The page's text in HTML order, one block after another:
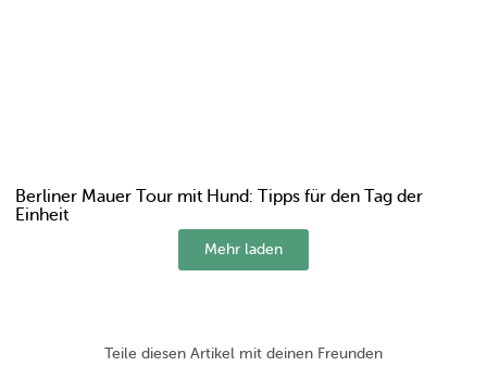
Berliner Mauer Tour mit Hund: Tipps für den Tag der
Einheit
Mehr laden
Teile diesen Artikel mit deinen Freunden